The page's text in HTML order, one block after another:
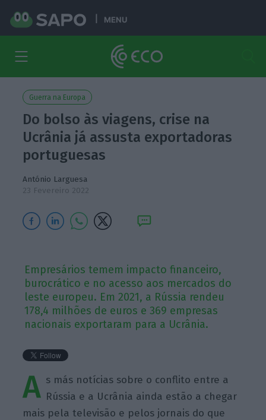
MENU
Guerra na Europa
Do bolso às viagens, crise na
Ucrânia já assusta exportadoras
portuguesas
António Larguesa
23 Fevereiro 2022
Empresários temem impacto financeiro,
burocrático e no acesso aos mercados do
leste europeu. Em 2021, a Rússia rendeu
178,4 milhões de euros e 369 empresas
nacionais exportaram para a Ucrânia.
A s más notícias sobre o conflito entre a
Rússia e a Ucrânia ainda estão a chegar
mais pela televisão e pelos jornais do que